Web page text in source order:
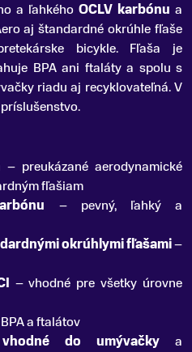
a ľahkého OCLV karbónu a
aj štandardné okrúhle fľaše
bicykle. Fľaša je
BPA ani ftaláty a spolu s
riadu aj recyklovateľná. V
– preukázané aerodynamické
fľašiam
– pevný, ľahký a
okrúhlymi fľašami–
– vhodné pre všetky úrovne
a ftalátov
do umývačky a